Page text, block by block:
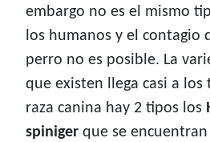
embargo no es el mismo
los humanos y el contagio
perro no es posible. La
que existen llega casi a los
raza canina hay 2 tipos los
spiniger que se